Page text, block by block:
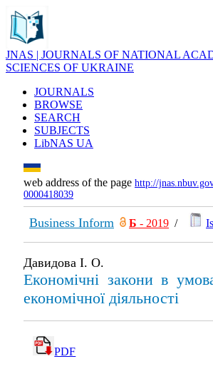
JNAS | JOURNALS OF NATIONAL
SCIENCES OF UKRAINE
JOURNALS
BROWSE
SEARCH
SUBJECTS
LibNAS UA
web address of the page http://
0000418039
Business Inform Б - 2019 /
Давидова І. О.
Економічні закони в
економічної діяльності
PDF